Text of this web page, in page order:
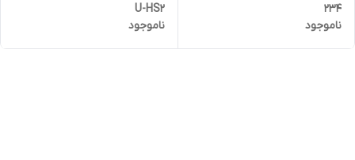
234
ناموجود
U-HS2
ناموجود